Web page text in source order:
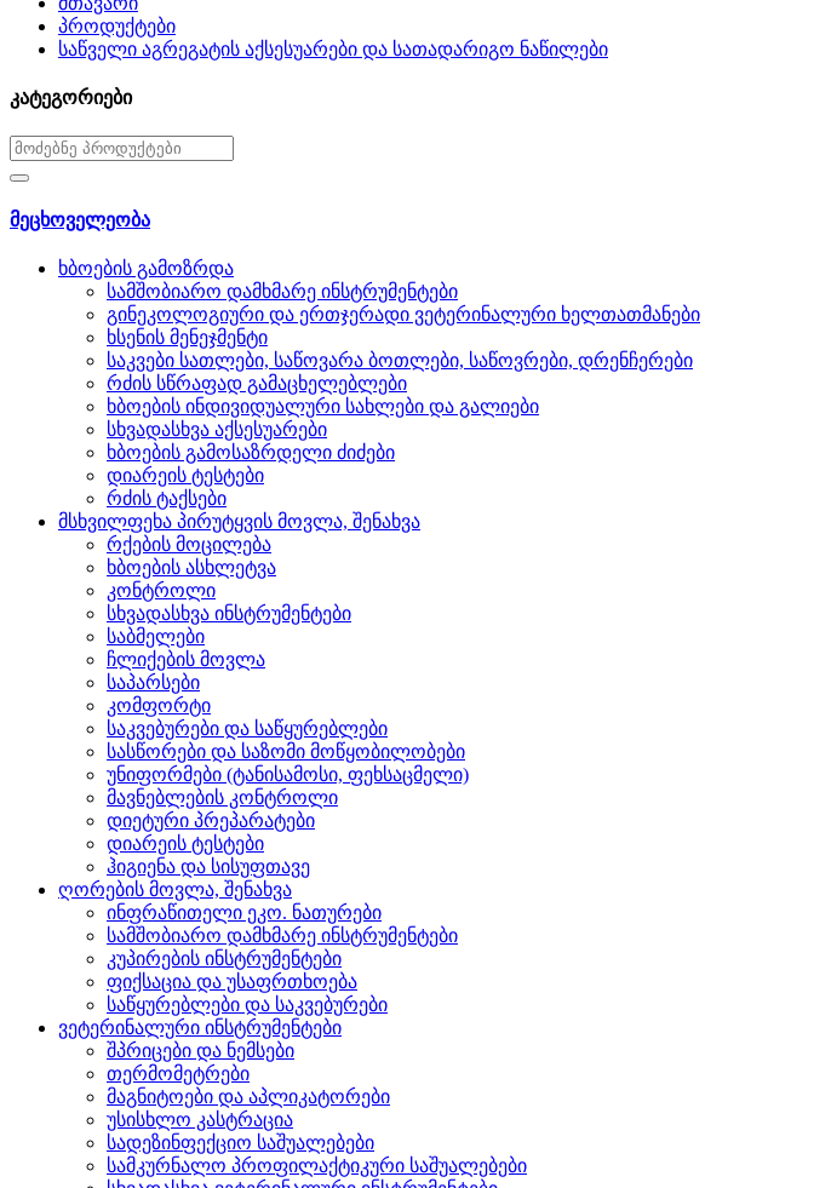
პროდუქტები
საწველი აგრეგატის აქსესუარები და სათადარიგო ნაწილები
კატეგორიები
მეცხოველეობა
ხბოების გამოზრდა
სამშობიარო დამხმარე ინსტრუმენტები
გინეკოლოგიური და ერთჯერადი ვეტერინალური ხელთათმანები
ხსენის მენეჯმენტი
საკვები სათლები, საწოვარა ბოთლები, საწოვრები, დრენჩერები
რძის სწრაფად გამაცხელებლები
ხბოების ინდივიდუალური სახლები და გალიები
სხვადასხვა აქსესუარები
ხბოების გამოსაზრდელი ძიძები
დიარეის ტესტები
რძის ტაქსები
მსხვილფეხა პირუტყვის მოვლა, შენახვა
რქების მოცილება
ხბოების ასხლეტვა
კონტროლი
სხვადასხვა ინსტრუმენტები
საბმელები
ჩლიქების მოვლა
საპარსები
კომფორტი
საკვებურები და საწყურებლები
სასწორები და საზომი მოწყობილობები
უნიფორმები (ტანისამოსი, ფეხსაცმელი)
მავნებლების კონტროლი
დიეტური პრეპარატები
დიარეის ტესტები
ჰიგიენა და სისუფთავე
ღორების მოვლა, შენახვა
ინფრაწითელი ეკო. ნათურები
სამშობიარო დამხმარე ინსტრუმენტები
კუპირების ინსტრუმენტები
ფიქსაცია და უსაფრთხოება
საწყურებლები და საკვებურები
ვეტერინალური ინსტრუმენტები
შპრიცები და ნემსები
თერმომეტრები
მაგნიტოები და აპლიკატორები
უსისხლო კასტრაცია
სადეზინფექციო საშუალებები
სამკურნალო პროფილაქტიკური საშუალებები